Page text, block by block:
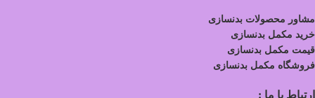
مشاور محصولات بدنسازی
خرید مکمل بدنسازی
قیمت مکمل بدنسازی
فروشگاه مکمل بدنسازی
ارتباط با ما :